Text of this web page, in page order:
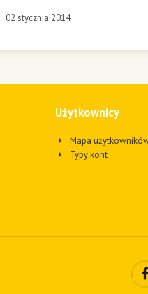
02 stycznia 2014
Użytkownicy
Mapa
Typy kont